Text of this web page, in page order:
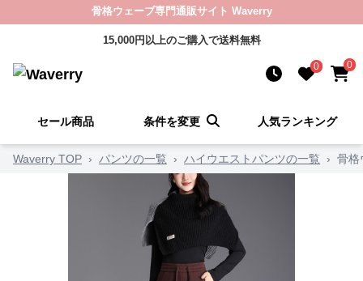
骨格ウェーブ専門通販サイト Waverry
15,000円以上のご購入で送料無料
0 0
セール商品 条件を変更 人気ランキング
Waverry TOP › パンツの一覧 › ハイウエストパンツの一覧 › 骨格